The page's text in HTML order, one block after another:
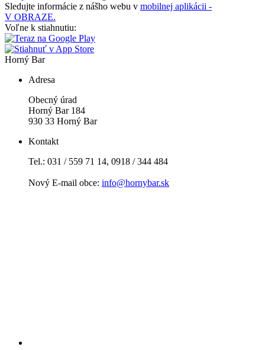
Sledujte informácie z nášho webu v mobilnej aplikácii -
V OBRAZE.
Voľne k stiahnutiu:
Horný Bar
Adresa
Obecný úrad
Horný Bar 184
930 33 Horný Bar
Kontakt
Tel.: 031 / 559 71 14, 0918 / 344 484
Nový E-mail obce: info@hornybar.sk